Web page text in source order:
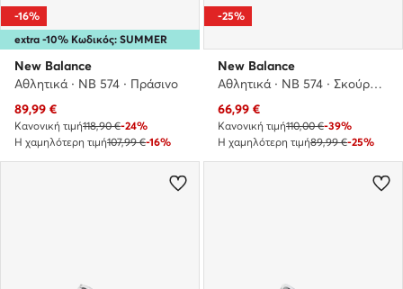
extra -10% Κωδικός: SUMMER
-16%
New Balance
Αθλητικά · NB 574 · Πράσινο
Τρέχουσα τιμή
89,99 €
Κανονική τιμή118,90 €-24%
Η χαμηλότερη τιμή107,99 €-16%
-25%
New Balance
Αθλητικά · NB 574 · Σκούρο μπλε
Τρέχουσα τιμή
66,99 €
Κανονική τιμή110,00 €-39%
Η χαμηλότερη τιμή89,99 €-25%